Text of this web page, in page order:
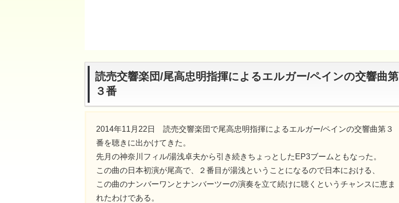
読売交響楽団/尾高忠明指揮によるエルガー/ペインの交響曲第
３番
2014年11月22日 読売交響楽団で尾高忠明指揮によるエルガー/ペインの交響曲第３
番を聴きに出かけてきた。
先月の神奈川フィル/湯浅卓夫から引き続きちょっとしたEP3ブームともなった。
この曲の日本初演が尾高で、２番目が湯浅ということになるので日本における、
この曲のナンバーワンとナンバーツーの演奏を立て続けに聴くというチャンスに恵ま
れたわけである。